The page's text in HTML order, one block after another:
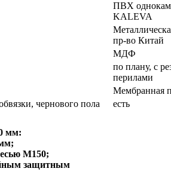
ПВХ
KALEVA
пр-во Китай
МДФ
по плану, с
перилами
Мембранная
чернового пола
есть
мм:
М150;
защитным